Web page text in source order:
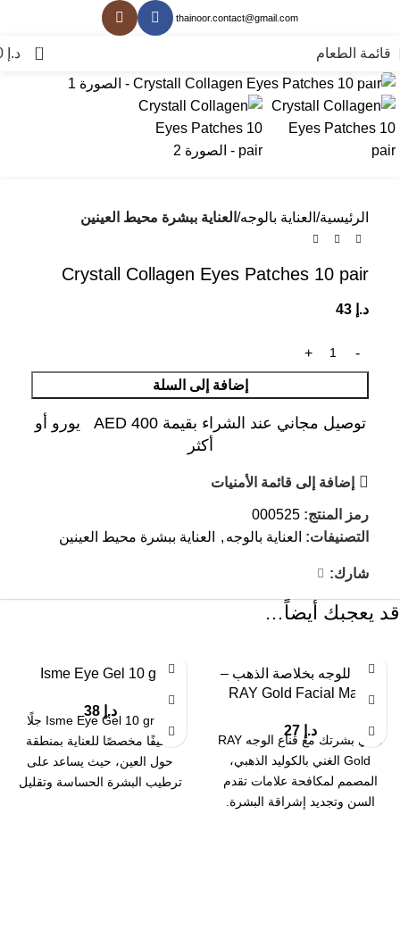
thainoor.contact@gmail.com
قائمة الطعام 0 د.إ
انقر للتكبير
الرئيسية العناية بالوجه العناية ببشرة محيط العينين
Crystall Collagen Eyes Patches 10 pair
د.إ
إضافة إلى السلة
توصيل مجاني عند الشراء بقيمة AED 400 يورو أو
أكثر
إضافة إلى قائمة الأمنيات
رمز المنتج: 000525
التصنيفات: العناية بالوجه , العناية ببشرة محيط العينين
شارك:
قد يعجبك أيضاً…
قناع للوجه بخلاصة الذهب –
RAY Gold Facial Mask
د.إ 27
دللي بشرتك مع قناع الوجه RAY
Gold الغني بالكوليد الذهبي،
المصمم لمكافحة علامات تقدم
السن وتجديد إشراقة البشرة.
Isme Eye Gel 10 gr
د.إ 38
يُعد Isme Eye Gel 10 gr جلًا
خفيفًا مخصصًا للعناية بمنطقة
حول العين، حيث يساعد على
ترطيب البشرة الحساسة وتقليل